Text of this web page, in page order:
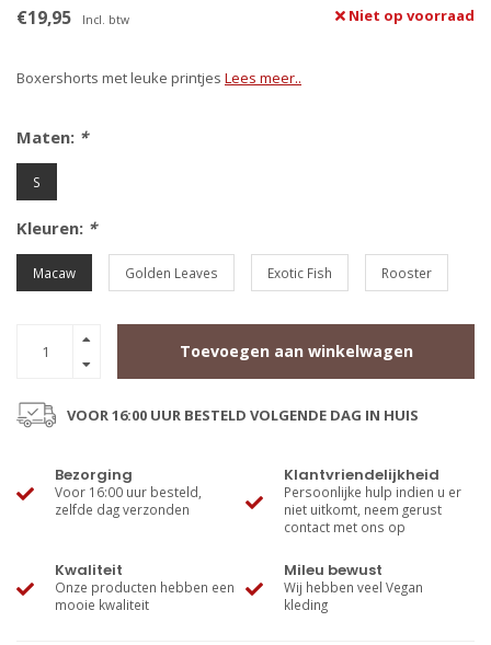
€19,95 Incl. btw Niet op voorraad
Boxershorts met leuke printjes Lees meer..
Maten: *
S
Kleuren: *
Macaw Golden Leaves Exotic Fish Rooster
Toevoegen aan winkelwagen
VOOR 16:00 UUR BESTELD VOLGENDE DAG IN HUIS
Bezorging
Voor 16:00 uur besteld,
zelfde dag verzonden
Klantvriendelijkheid
Persoonlijke hulp indien u er
niet uitkomt, neem gerust
contact met ons op
Kwaliteit
Onze producten hebben een
mooie kwaliteit
Mileu bewust
Wij hebben veel Vegan
kleding